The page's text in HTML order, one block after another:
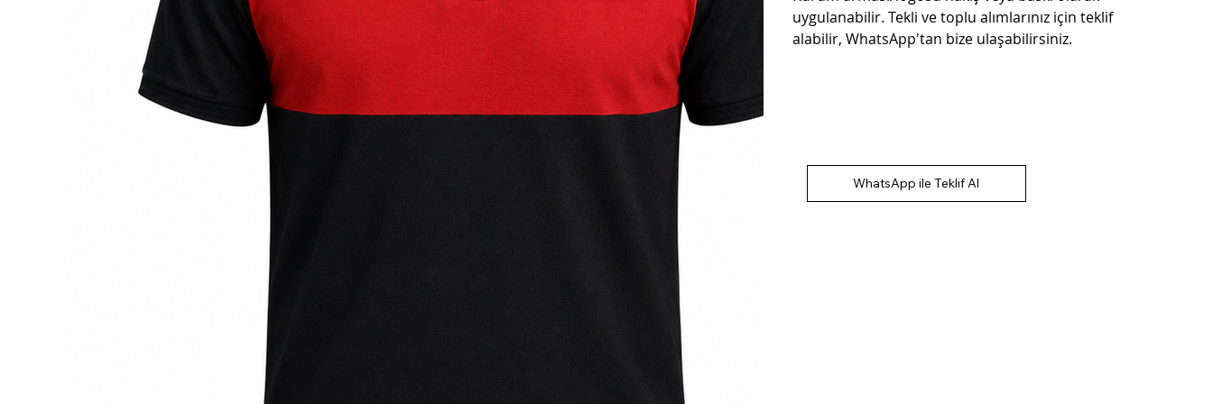
uygulanabilir. Tekli ve toplu alımlarınız için teklif
alabilir, WhatsApp'tan bize ulaşabilirsiniz.
WhatsApp ile Teklif Al